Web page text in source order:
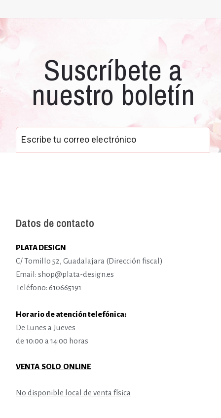
Suscríbete a
nuestro boletín
Datos de contacto
PLATA DESIGN
C/ Tomillo 52, Guadalajara (Dirección fiscal)
Email: shop@plata-design.es
Teléfono: 610665191
Horario de atención telefónica:
De Lunes a Jueves
de 10:00 a 14:00 horas
VENTA SOLO ONLINE
No disponible local de venta física